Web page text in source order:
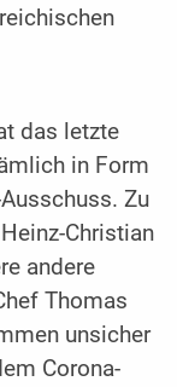
das letzte
in Form
Zu
Christian
andere
Thomas
unsicher
Corona-